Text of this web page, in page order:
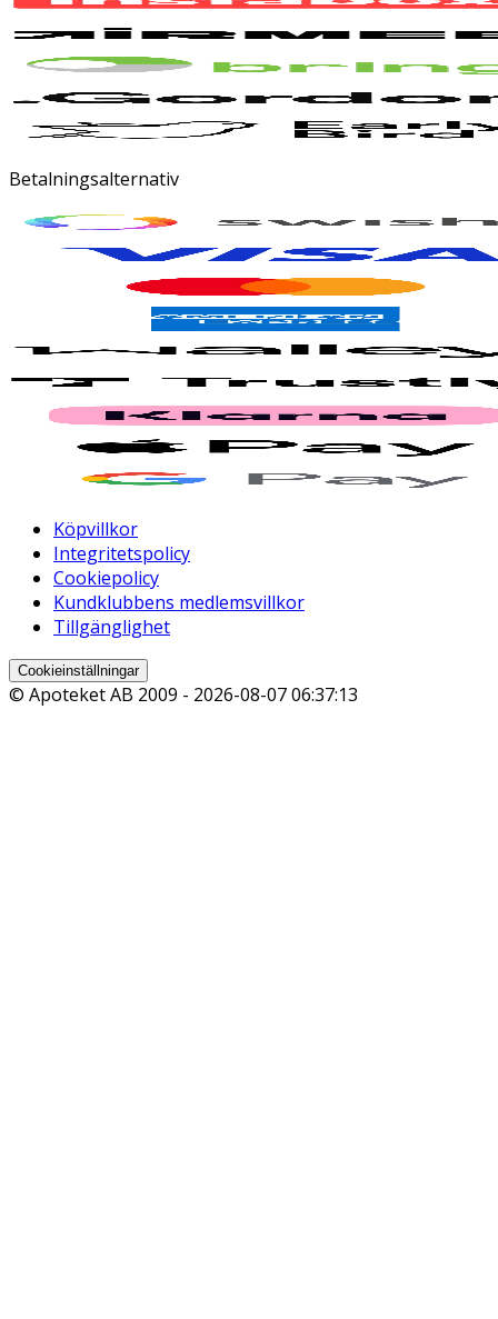
Betalningsalternativ
Köpvillkor
Integritetspolicy
Cookiepolicy
Kundklubbens medlemsvillkor
Tillgänglighet
Cookieinställningar
© Apoteket AB 2009 - 2026-08-07 06:37:13